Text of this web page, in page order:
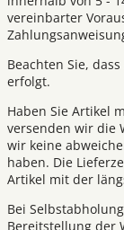
vereinbarter
Beachten Sie,
erfolgt.
Haben Sie Artikel
versenden wir die
wir keine
haben. Die
Artikel mit der
Bei
Bereitstellung der